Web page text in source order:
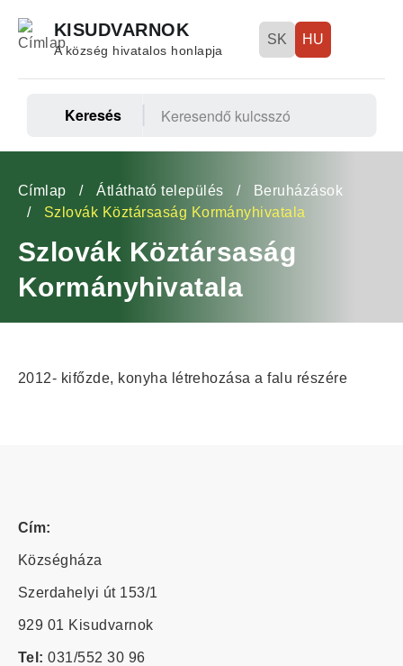
tartalomra
KISUDVARNOK
A község hivatalos honlapja
SK HU
Keresés
Morzsa
Címlap Átlátható település
Beruházások
Szlovák Köztársaság Kormányhivatala
Szlovák Köztársaság
Kormányhivatala
2012- kifőzde, konyha létrehozása a falu részére
Cím:
Községháza
Szerdahelyi út 153/1
929 01 Kisudvarnok
Tel: 031/552 30 96